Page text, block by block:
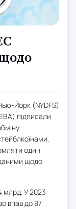
Йорк (NYDFS)
підписали
один
даними щодо
млрд. У 2023
впав до 87